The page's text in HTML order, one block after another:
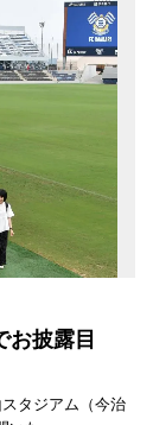
お披露目
タジアム（今治